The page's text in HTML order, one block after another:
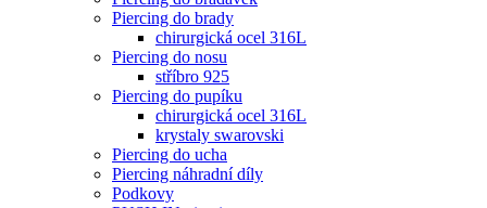
Piercing do brady
chirurgická ocel 316L
Piercing do nosu
stříbro 925
Piercing do pupíku
chirurgická ocel 316L
krystaly swarovski
Piercing do ucha
Piercing náhradní díly
Podkovy